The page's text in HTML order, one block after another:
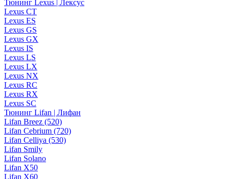
Тюнинг Lexus | Лексус
Lexus CT
Lexus ES
Lexus GS
Lexus GX
Lexus IS
Lexus LS
Lexus LX
Lexus NX
Lexus RC
Lexus RX
Lexus SC
Тюнинг Lifan | Лифан
Lifan Breez (520)
Lifan Cebrium (720)
Lifan Celliya (530)
Lifan Smily
Lifan Solano
Lifan X50
Lifan X60